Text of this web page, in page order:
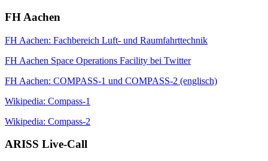
FH Aachen
FH Aachen: Fachbereich Luft- und Raumfahrttechnik
FH Aachen Space Operations Facility bei Twitter
FH Aachen: COMPASS-1 und COMPASS-2 (englisch)
Wikipedia: Compass-1
Wikipedia: Compass-2
ARISS Live-Call